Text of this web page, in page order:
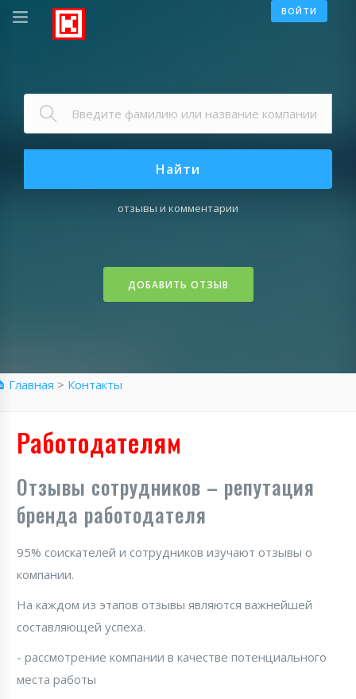
ВОЙТИ
Найти
отзывы и комментарии
ДОБАВИТЬ ОТЗЫВ
Главная > Контакты
Работодателям
Отзывы сотрудников – репутация
бренда работодателя
95% соискателей и сотрудников изучают отзывы о
компании.
На каждом из этапов отзывы являются важнейшей
составляющей успеха.
- рассмотрение компании в качестве потенциального
места работы